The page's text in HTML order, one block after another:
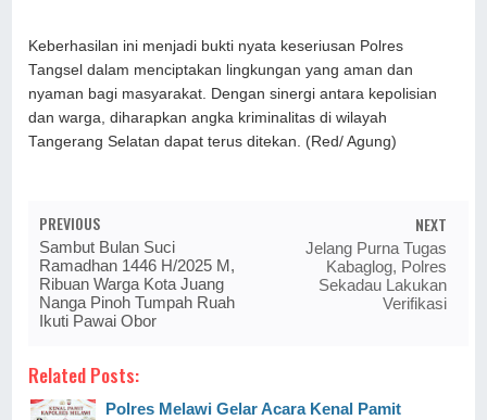
Keberhasilan ini menjadi bukti nyata keseriusan Polres
Tangsel dalam menciptakan lingkungan yang aman dan
nyaman bagi masyarakat. Dengan sinergi antara kepolisian
dan warga, diharapkan angka kriminalitas di wilayah
Tangerang Selatan dapat terus ditekan. (Red/ Agung)
PREVIOUS
Sambut Bulan Suci
Ramadhan 1446 H/2025 M,
Ribuan Warga Kota Juang
Nanga Pinoh Tumpah Ruah
Ikuti Pawai Obor
NEXT
Jelang Purna Tugas
Kabaglog, Polres
Sekadau Lakukan
Verifikasi
Related Posts:
Polres Melawi Gelar Acara Kenal Pamit